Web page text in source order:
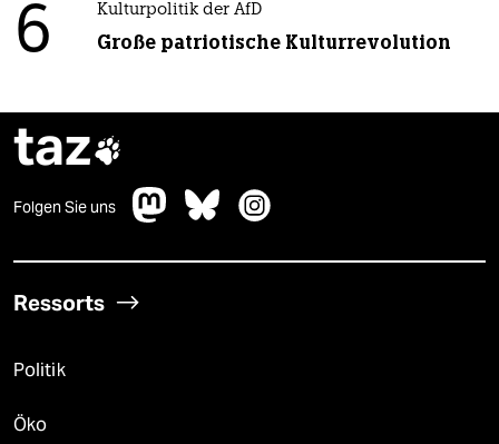
6 Kulturpolitik der AfD
Große patriotische Kulturrevolution
taz
Folgen Sie uns
Ressorts
Politik
Öko